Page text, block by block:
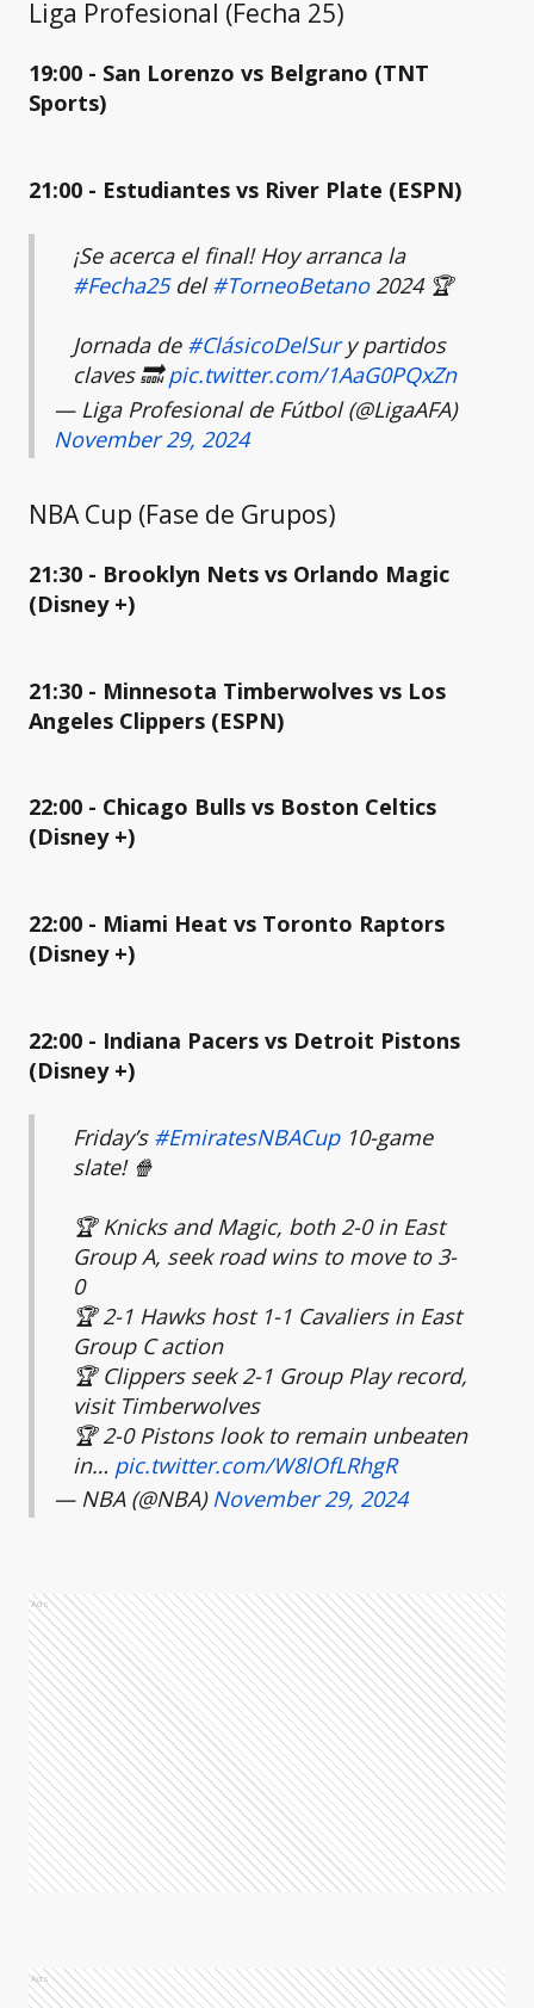
Liga Profesional (Fecha 25)
19:00 - San Lorenzo vs Belgrano (TNT
Sports)
21:00 - Estudiantes vs River Plate (ESPN)
¡Se acerca el final! Hoy arranca la
#Fecha25del#TorneoBetano2024 🏆
Jornada de #ClásicoDelSury partidos
claves 🔜pic.twitter.com/1AaG0PQxZn
— Liga Profesional de Fútbol (@LigaAFA)
November 29, 2024
NBA Cup (Fase de Grupos)
21:30 - Brooklyn Nets vs Orlando Magic
(Disney +)
21:30 - Minnesota Timberwolves vs Los
Angeles Clippers (ESPN)
22:00 - Chicago Bulls vs Boston Celtics
(Disney +)
22:00 - Miami Heat vs Toronto Raptors
(Disney +)
22:00 - Indiana Pacers vs Detroit Pistons
(Disney +)
Friday’s #EmiratesNBACup10-game
slate! 🍿
🏆 Knicks and Magic, both 2-0 in East
Group A, seek road wins to move to 3-
0
🏆 2-1 Hawks host 1-1 Cavaliers in East
Group C action
🏆 Clippers seek 2-1 Group Play record,
visit Timberwolves
🏆 2-0 Pistons look to remain unbeaten
in… pic.twitter.com/W8lOfLRhgR
— NBA (@NBA) November 29, 2024
Ads
Ads